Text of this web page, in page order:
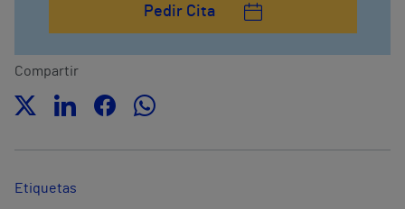
Pedir Cita
Compartir
Etiquetas